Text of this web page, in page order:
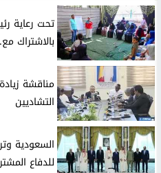
تحت رعاية
بالاشتراك
مناقشة
التشاديين
السعودية
للدفاع